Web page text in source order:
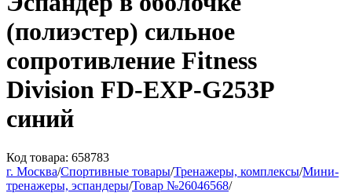
(полиэстер) сильное
сопротивление Fitness
Division FD-EXP-G253P
синий
Код товара: 658783
г. Москва/Спортивные товары/Тренажеры, комплексы/Мини-
тренажеры, эспандеры/Товар №26046568/